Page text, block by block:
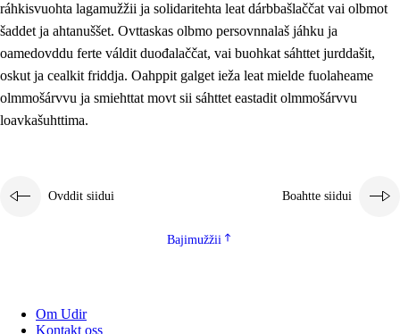
ráhkisvuohta lagamužžii ja solidaritehta leat dárbbašlaččat vai olbmot
šaddet ja ahtanuššet. Ovttaskas olbmo persovnnalaš jáhku ja
oamedovddu ferte váldit duođalaččat, vai buohkat sáhttet jurddašit,
oskut ja cealkit friddja. Oahppit galget ieža leat mielde fuolaheame
olmmošárvvu ja smiehttat movt sii sáhttet eastadit olmmošárvvu
loavkašuhttima.
Ovddit siidui Boahtte siidui
Bajimužžii
Om Udir
Kontakt oss